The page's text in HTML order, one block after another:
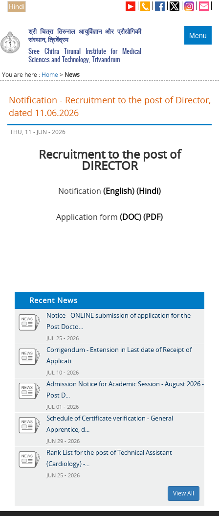
Hindi
Menu
श्री चित्रा तिरुनाल आयुर्विज्ञान और प्रौद्योगिकी
संस्थान, त्रिवेंद्रम
Sree Chitra Tirunal Institute for Medical
Sciences and Technology, Trivandrum
You are here : Home > News
Notification - Recruitment to the post of Director,
dated 11.06.2026
THU, 11 - JUN - 2026
Recruitment to the post of
DIRECTOR
Notification (English) (Hindi)
Application form (DOC) (PDF)
Recent News
Notice - ONLINE submission of application for the
Post Docto...
JUL 25 - 2026
Corrigendum - Extension in Last date of Receipt of
Applicati...
JUL 10 - 2026
Admission Notice for Academic Session - August 2026 -
Post D...
JUL 01 - 2026
Schedule of Certificate verification - General
Apprentice, d...
JUN 29 - 2026
Rank List for the post of Technical Assistant
(Cardiology) -...
JUN 25 - 2026
View All